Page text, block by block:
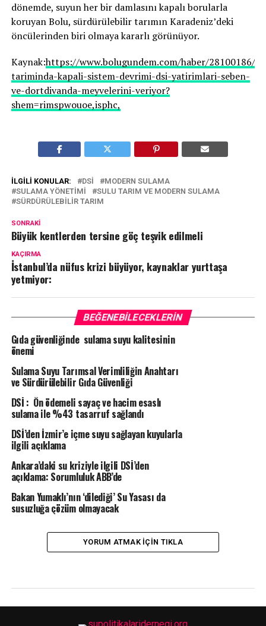
dönemde, suyun her bir damlasını kapalı borularla
koruyan Bolu, sürdürülebilir tarımın Karadeniz’deki
öncülerinden biri olmaya kararlı görünüyor.
Kaynak:https://www.bolugundem.com/haber/28100186/
tariminda-kapali-sistem-devrimi-dsi-yatirimlari-seben-
ve-dortdivanda-meyvelerini-veriyor?
shem=rimspwouoe,isphc,
İLGILI KONULAR: DSİ
MODERN SULAMA
SULAMA YÖNETIMI
SULU TARIM VE MODERN SULAMA
SÜRDÜRÜLEBILIR TARIM
SONRAKI
Büyük kentlerden tersine göç teşvik edilmeli
KAÇIRMA
İstanbul’da nüfus krizi büyüyor, kaynaklar yurttaşa
yetmiyor:
BEĞENEBILECEKLERIN
Gıda güvenliğinde sulama suyu kalitesinin
önemi
Sulama Suyu Tarımsal Verimliliğin Anahtarı
ve Sürdürülebilir Gıda Güvenliği
DSİ : Ön ödemeli sayaç ve hacim esaslı
sulama ile %43 tasarruf sağlandı
DSİ’den İzmir’e içme suyu sağlayan kuyularla
ilgili açıklama
Ankara’daki su kriziyle ilgili DSİ’den
açıklama: Sorumluluk ABB’de
Bakan Yumaklı’nın ‘dilediği’ Su Yasası da
susuzluğa çözüm olmayacak
YORUM ATMAK IÇIN TIKLA